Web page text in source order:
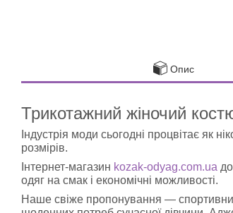
Опис
Трикотажний жіночий
Індустрія моди сьогодні процвітає як
розмірів.
Інтернет-магазин kozak-odyag.com.ua
одяг на смак і економічні можливості.
Наше свіже пропонування —